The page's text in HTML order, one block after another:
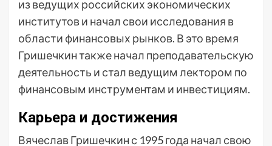
из ведущих российских экономических
институтов и начал свои исследования в
области финансовых рынков. В это время
Гришечкин также начал преподавательскую
деятельность и стал ведущим лектором по
финансовым инструментам и инвестициям.
Карьера и достижения
Вячеслав Гришечкин с 1995 года начал свою